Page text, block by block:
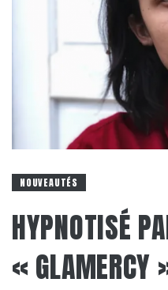
NOUVEAUTÉS
HYPNOTISÉ
« GLAMERCY